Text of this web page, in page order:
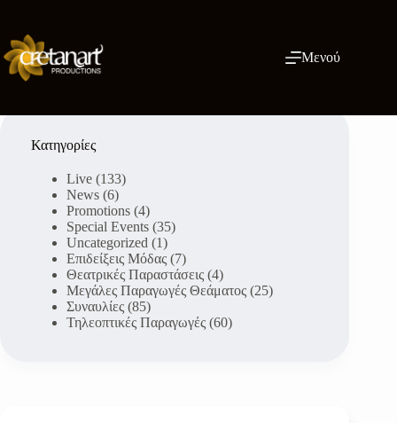
περιεχόμενο
Μενού
Κατηγορίες
Live (133)
News (6)
Promotions (4)
Special Events (35)
Uncategorized (1)
Επιδείξεις Μόδας (7)
Θεατρικές Παραστάσεις (4)
Μεγάλες Παραγωγές Θεάματος (25)
Συναυλίες (85)
Τηλεοπτικές Παραγωγές (60)